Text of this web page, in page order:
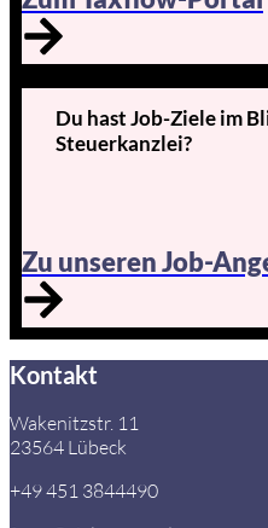
Du hast Job-Ziele im
Steuerkanzlei?
Zu unseren Job-
Kontakt
Wakenitzstr. 11
23564 Lübeck
+49 451 3844490